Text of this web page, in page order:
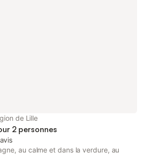
de Lille
2 personnes
au calme et dans la verdure, au